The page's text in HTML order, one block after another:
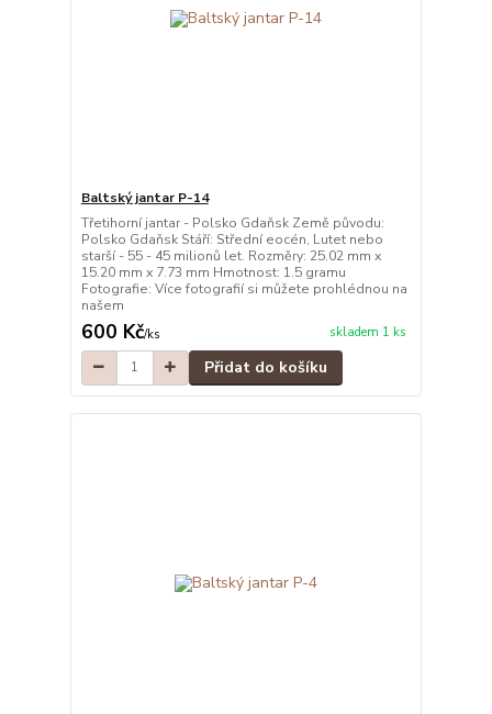
Baltský jantar P-14
Třetihorní jantar - Polsko Gdaňsk Země původu:
Polsko Gdaňsk Stáří: Střední eocén, Lutet nebo
starší - 55 - 45 milionů let. Rozměry: 25.02 mm x
15.20 mm x 7.73 mm Hmotnost: 1.5 gramu
Fotografie: Více fotografií si můžete prohlédnou na
našem
600 Kč/ks skladem 1 ks
Přidat do košíku